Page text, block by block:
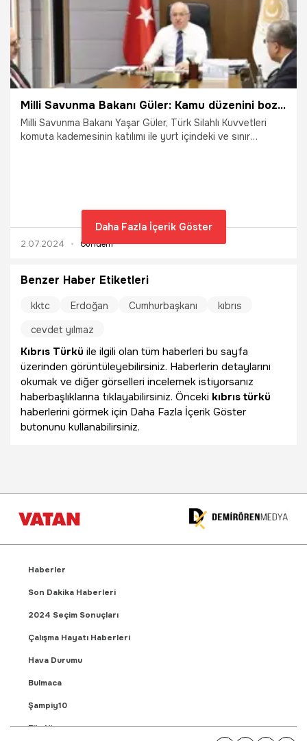
Milli Savunma Bakanı Güler: Kamu düzenini bozma girişimleri devletimizin birimleriyle başarısız kılınacaktır
Milli Savunma Bakanı Yaşar Güler, Türk Silahlı Kuvvetleri
komuta kademesinin katılımı ile yurt içindeki ve sınır
2.07.2024 Gündem
Daha Fazla İçerik Göster
Benzer Haber Etiketleri
kktc Erdoğan Cumhurbaşkanı
kıbrıs
cevdet yılmaz
Kıbrıs Türkü ile ilgili olan tüm haberleri bu sayfa
üzerinden görüntüleyebilirsiniz. Haberlerin detaylarını
okumak ve diğer görselleri incelemek istiyorsanız
haberbaşlıklarına tıklayabilirsiniz. Önceki kıbrıs türkü
haberlerini görmek için Daha Fazla İçerik Göster
butonunu kullanabilirsiniz.
Haberler
Son Dakika Haberleri
2024 Seçim Sonuçları
Çalışma Hayatı Haberleri
Hava Durumu
Bulmaca
Şampiy10
Fikstür